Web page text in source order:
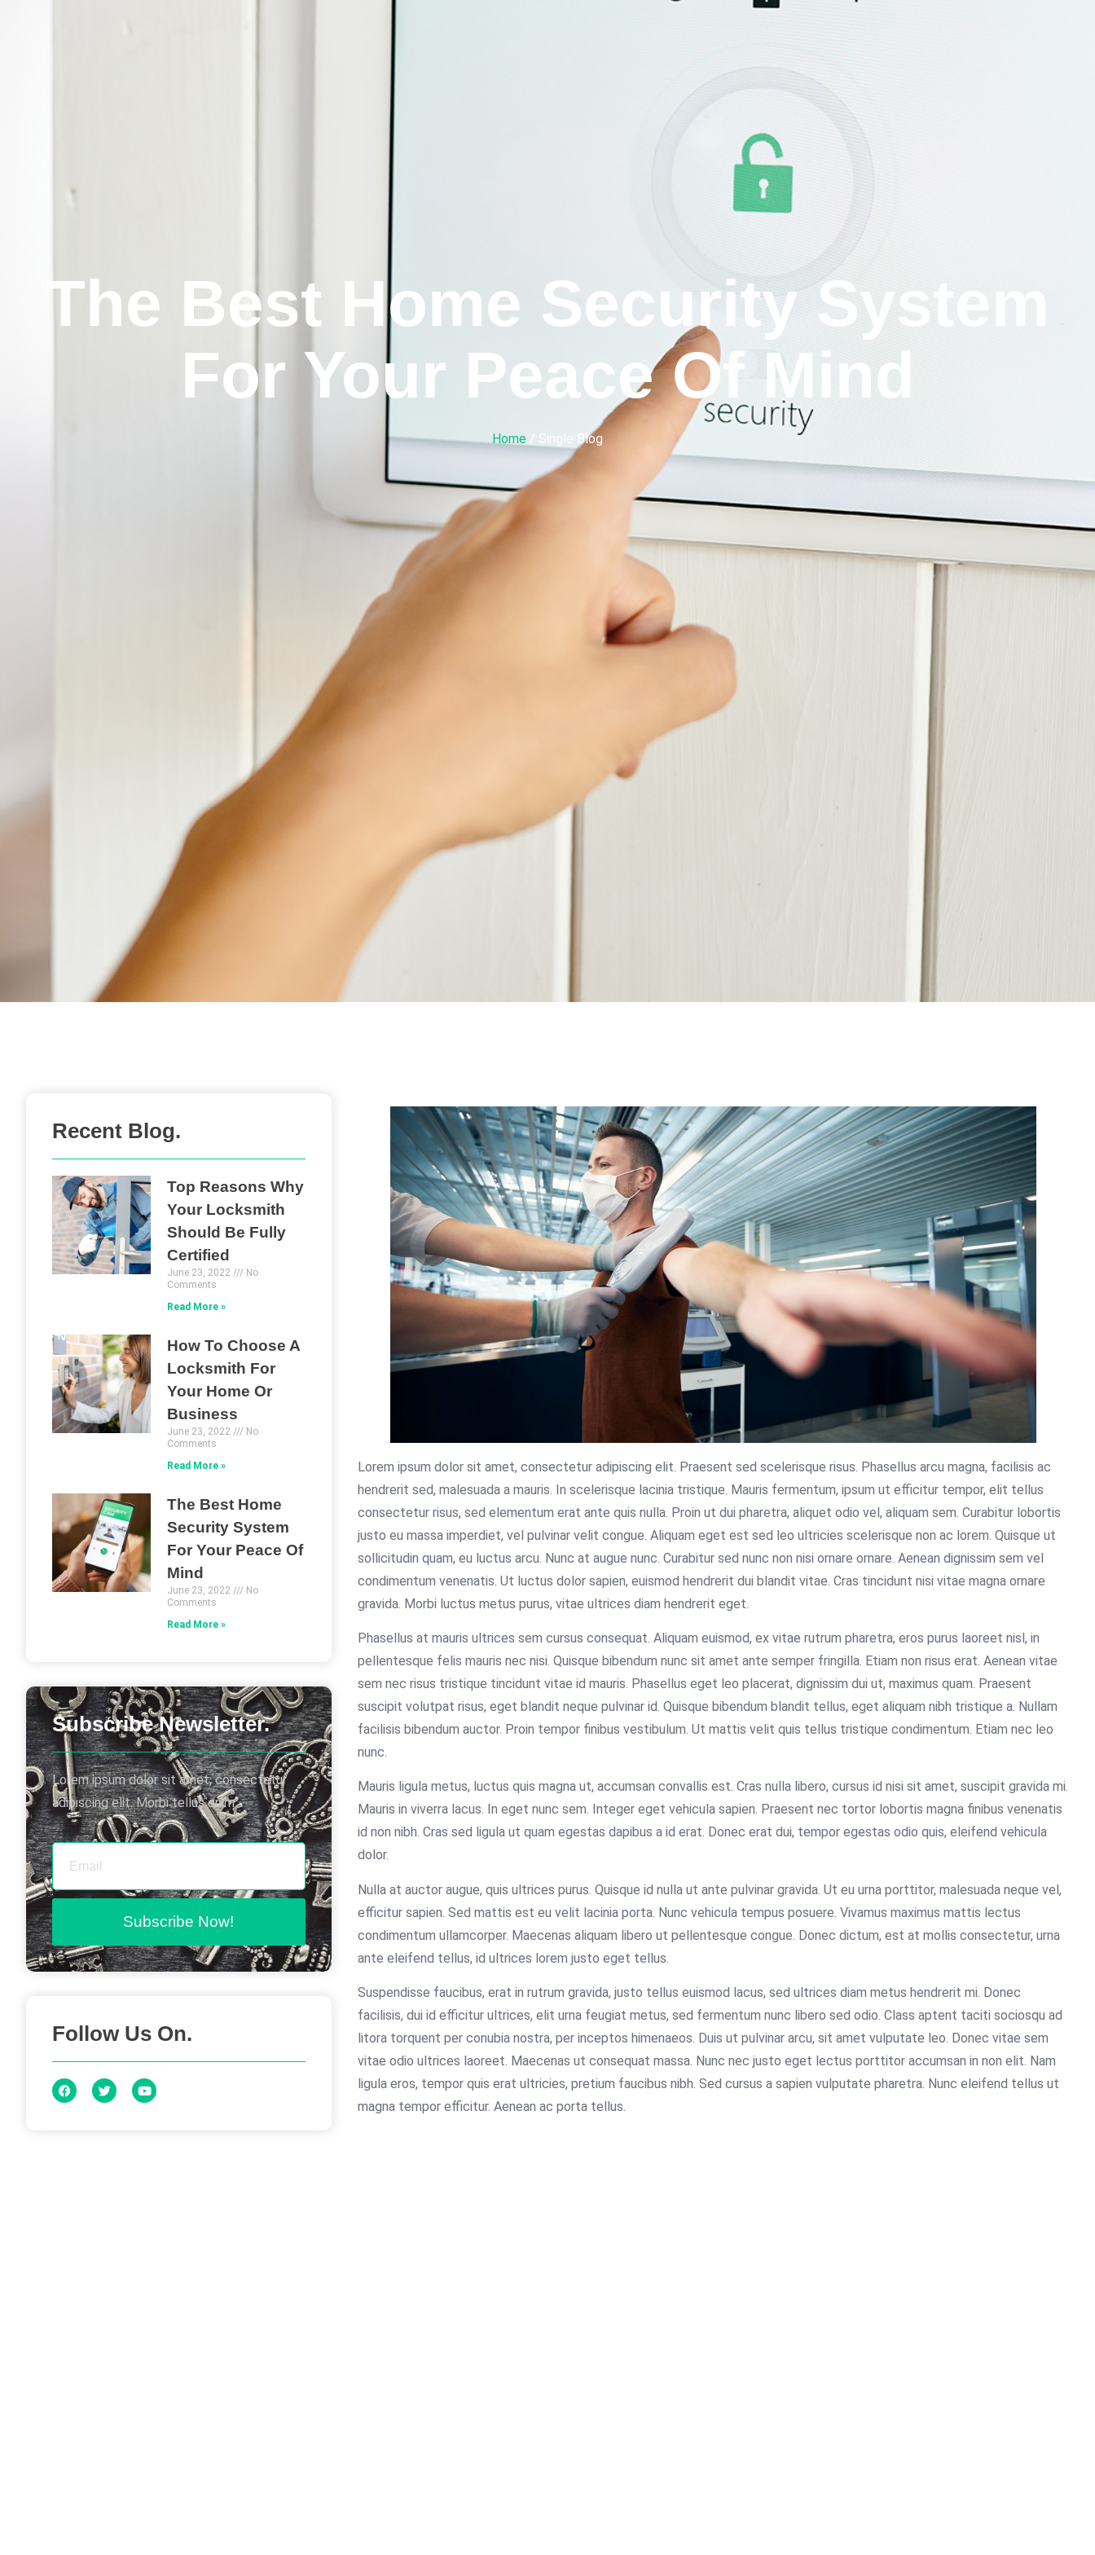
The Best Home Security System
For Your Peace Of Mind
Home / Single Blog
Recent Blog.
Top Reasons Why
Your Locksmith
Should Be Fully
Certified
June 23, 2022
No
Comments
Read More »
How To Choose A
Locksmith For
Your Home Or
Business
June 23, 2022
No
Comments
Read More »
The Best Home
Security System
For Your Peace Of
Mind
June 23, 2022
No
Comments
Read More »
Subscribe Newsletter.
Lorem ipsum dolor sit amet, consectetur
adipiscing elit. Morbi tellus enim.
Subscribe Now!
Follow Us On.
Lorem ipsum dolor sit amet, consectetur adipiscing elit. Praesent sed scelerisque risus. Phasellus arcu magna, facilisis ac
hendrerit sed, malesuada a mauris. In scelerisque lacinia tristique. Mauris fermentum, ipsum ut efficitur tempor, elit tellus
consectetur risus, sed elementum erat ante quis nulla. Proin ut dui pharetra, aliquet odio vel, aliquam sem. Curabitur lobortis
justo eu massa imperdiet, vel pulvinar velit congue. Aliquam eget est sed leo ultricies scelerisque non ac lorem. Quisque ut
sollicitudin quam, eu luctus arcu. Nunc at augue nunc. Curabitur sed nunc non nisi ornare ornare. Aenean dignissim sem vel
condimentum venenatis. Ut luctus dolor sapien, euismod hendrerit dui blandit vitae. Cras tincidunt nisi vitae magna ornare
gravida. Morbi luctus metus purus, vitae ultrices diam hendrerit eget.
Phasellus at mauris ultrices sem cursus consequat. Aliquam euismod, ex vitae rutrum pharetra, eros purus laoreet nisl, in
pellentesque felis mauris nec nisi. Quisque bibendum nunc sit amet ante semper fringilla. Etiam non risus erat. Aenean vitae
sem nec risus tristique tincidunt vitae id mauris. Phasellus eget leo placerat, dignissim dui ut, maximus quam. Praesent
suscipit volutpat risus, eget blandit neque pulvinar id. Quisque bibendum blandit tellus, eget aliquam nibh tristique a. Nullam
facilisis bibendum auctor. Proin tempor finibus vestibulum. Ut mattis velit quis tellus tristique condimentum. Etiam nec leo
nunc.
Mauris ligula metus, luctus quis magna ut, accumsan convallis est. Cras nulla libero, cursus id nisi sit amet, suscipit gravida mi.
Mauris in viverra lacus. In eget nunc sem. Integer eget vehicula sapien. Praesent nec tortor lobortis magna finibus venenatis
id non nibh. Cras sed ligula ut quam egestas dapibus a id erat. Donec erat dui, tempor egestas odio quis, eleifend vehicula
dolor.
Nulla at auctor augue, quis ultrices purus. Quisque id nulla ut ante pulvinar gravida. Ut eu urna porttitor, malesuada neque vel,
efficitur sapien. Sed mattis est eu velit lacinia porta. Nunc vehicula tempus posuere. Vivamus maximus mattis lectus
condimentum ullamcorper. Maecenas aliquam libero ut pellentesque congue. Donec dictum, est at mollis consectetur, urna
ante eleifend tellus, id ultrices lorem justo eget tellus.
Suspendisse faucibus, erat in rutrum gravida, justo tellus euismod lacus, sed ultrices diam metus hendrerit mi. Donec
facilisis, dui id efficitur ultrices, elit urna feugiat metus, sed fermentum nunc libero sed odio. Class aptent taciti sociosqu ad
litora torquent per conubia nostra, per inceptos himenaeos. Duis ut pulvinar arcu, sit amet vulputate leo. Donec vitae sem
vitae odio ultrices laoreet. Maecenas ut consequat massa. Nunc nec justo eget lectus porttitor accumsan in non elit. Nam
ligula eros, tempor quis erat ultricies, pretium faucibus nibh. Sed cursus a sapien vulputate pharetra. Nunc eleifend tellus ut
magna tempor efficitur. Aenean ac porta tellus.